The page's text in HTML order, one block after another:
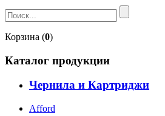
Корзина (0)
Каталог продукции
Чернила и Картриджи
Afford